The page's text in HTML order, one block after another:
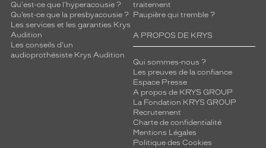
Qu'est-ce que l'hyperacousie ?
Qu’est-ce que la presbyacousie ?
Les services et les garanties Krys
Audition
Les conseils d'un
audioprothésiste Krys Audition
traitement
Paupière qui tremble ?
A PROPOS DE KRYS
Qui sommes-nous ?
Les preuves de la confiance
Espace Presse
A propos de KRYS GROUP
La Fondation KRYS GROUP
Recrutement
Charte de confidentialité
Mentions Légales
Politique des Cookies